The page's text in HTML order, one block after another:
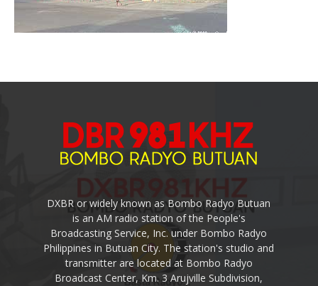
DXBR or widely known as Bombo Radyo Butuan
is an AM radio station of the People's
Broadcasting Service, Inc. under Bombo Radyo
Philippines in Butuan City. The station's studio and
transmitter are located at Bombo Radyo
Broadcast Center, Km. 3 Arujville Subdivision,